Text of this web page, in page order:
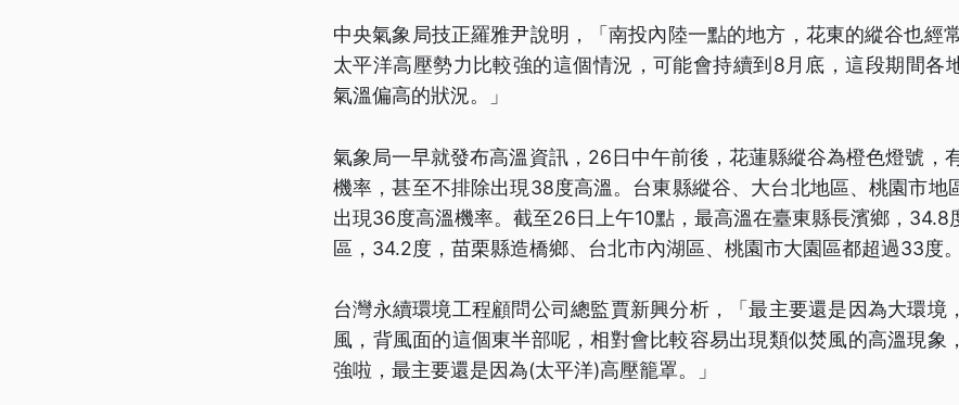
中央氣象局技正羅雅尹說明，「南投內陸一點的地方，花東的縱谷也經
太平洋高壓勢力比較強的這個情況，可能會持續到8月底，這段期間各
氣溫偏高的狀況。」
氣象局一早就發布高溫資訊，26日中午前後，花蓮縣縱谷為橙色燈號，
機率，甚至不排除出現38度高溫。台東縣縱谷、大台北地區、桃園市地
出現36度高溫機率。截至26日上午10點，最高溫在臺東縣長濱鄉，34.8
區，34.2度，苗栗縣造橋鄉、台北市內湖區、桃園市大園區都超過33度。
台灣永續環境工程顧問公司總監賈新興分析，「最主要還是因為大環境
風，背風面的這個東半部呢，相對會比較容易出現類似焚風的高溫現象
強啦，最主要還是因為(太平洋)高壓籠罩。」